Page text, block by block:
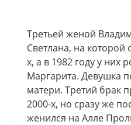
Третьей женой
Светлана, на которой
х, а в 1982 году у них
Маргарита. Девушка
матери. Третий брак
2000-х, но сразу же
женился на Алле